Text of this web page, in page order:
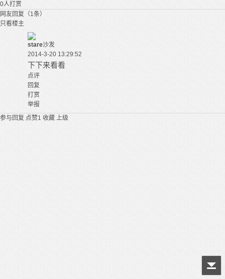
0人打赏
网友回复（1条）
只看楼主
stare沙发
2014-3-20 13:29:52
下下来看看
点评
回复
打赏
举报
参与回复 点赞1 收藏 上级